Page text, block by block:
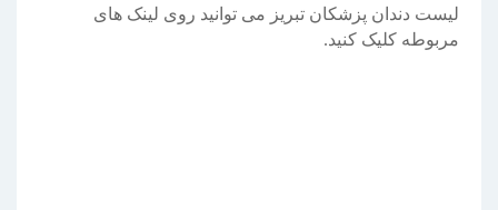
لیست دندان پزشکان تبریز می توانید روی لینک های
مربوطه کلیک کنید.